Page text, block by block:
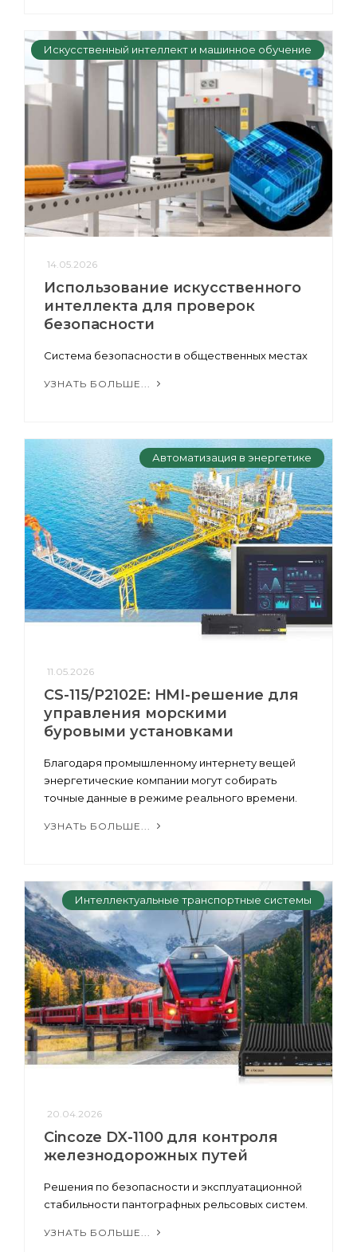
Искусственный интеллект и машинное обучение
14.05.2026
Использование искусственного
интеллекта для проверок
безопасности
Система безопасности в общественных местах
УЗНАТЬ БОЛЬШЕ...
Автоматизация в энергетике
11.05.2026
CS-115/P2102E: HMI-решение для
управления морскими
буровыми установками
Благодаря промышленному интернету вещей
энергетические компании могут собирать
точные данные в режиме реального времени.
УЗНАТЬ БОЛЬШЕ...
Интеллектуальные транспортные системы
20.04.2026
Cincoze DX-1100 для контроля
железнодорожных путей
Решения по безопасности и эксплуатационной
стабильности пантографных рельсовых систем.
УЗНАТЬ БОЛЬШЕ...